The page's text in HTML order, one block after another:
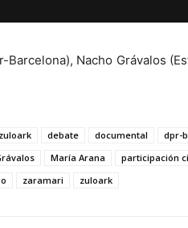
Barcelona), Nacho Grávalos
debate documental dpr-
María Arana participación
zaramari zuloark